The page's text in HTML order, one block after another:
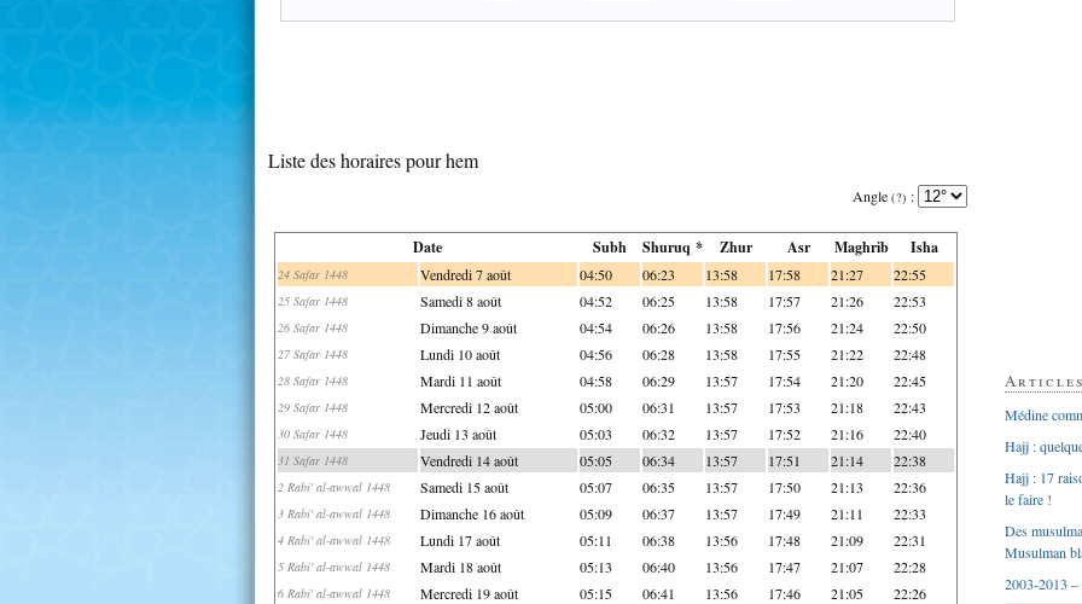
Liste des horaires pour hem
Angle (?) :
Date Subh Shuruq * Zhur Asr Maghrib Isha
24 Safar 1448 Vendredi 7 août 04:50 06:23 13:58 17:58 21:27 22:55
25 Safar 1448 Samedi 8 août 04:52 06:25 13:58 17:57 21:26 22:53
26 Safar 1448 Dimanche 9 août 04:54 06:26 13:58 17:56 21:24 22:50
27 Safar 1448 Lundi 10 août 04:56 06:28 13:58 17:55 21:22 22:48
28 Safar 1448 Mardi 11 août 04:58 06:29 13:57 17:54 21:20 22:45
29 Safar 1448 Mercredi 12 août 05:00 06:31 13:57 17:53 21:18 22:43
30 Safar 1448 Jeudi 13 août 05:03 06:32 13:57 17:52 21:16 22:40
31 Safar 1448 Vendredi 14 août 05:05 06:34 13:57 17:51 21:14 22:38
2 Rabi' al-awwal 1448 Samedi 15 août 05:07 06:35 13:57 17:50 21:13 22:36
3 Rabi' al-awwal 1448 Dimanche 16 août 05:09 06:37 13:57 17:49 21:11 22:33
4 Rabi' al-awwal 1448 Lundi 17 août 05:11 06:38 13:56 17:48 21:09 22:31
5 Rabi' al-awwal 1448 Mardi 18 août 05:13 06:40 13:56 17:47 21:07 22:28
6 Rabi' al-awwal 1448 Mercredi 19 août 05:15 06:41 13:56 17:46 21:05 22:26
Médine
Hajj :
Hajj : 17
le faire !
Des
Musulman
2003-2013 –